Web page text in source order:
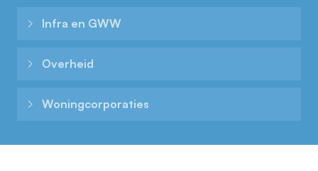
Infra en GWW
Overheid
Woning­corporaties